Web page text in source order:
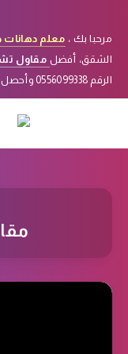
مرحبا بك ، معلم دهانات
الشقق، أفضل مقاول
الرقم 0556099338 وأحصل على أقل سعر.